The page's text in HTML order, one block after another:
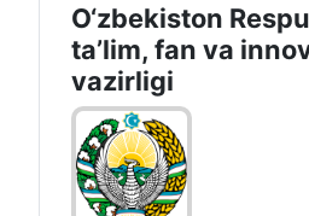
O‘zbekiston
taʼlim, fan va
vazirligi